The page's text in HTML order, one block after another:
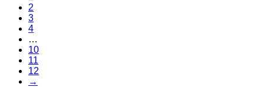
2
3
4
…
10
11
12
→